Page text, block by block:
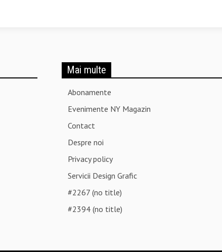
Mai multe
Abonamente
Evenimente NY Magazin
Contact
Despre noi
Privacy policy
Servicii Design Grafic
#2267 (no title)
#2394 (no title)